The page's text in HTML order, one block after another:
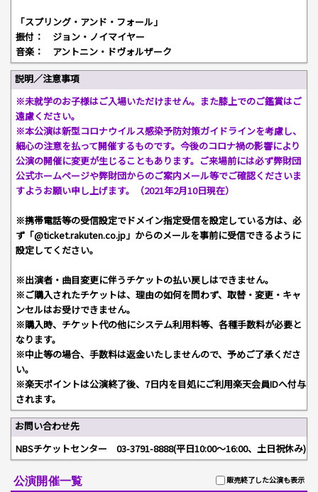
「スプリング・アンド・フォール」
振付： ジョン・ノイマイヤー
音楽： アントニン・ドヴォルザーク
説明／注意事項
※未就学のお子様はご入場いただけません。また膝上でのご鑑賞はご
遠慮ください。
※本公演は新型コロナウイルス感染予防対策ガイドラインを考慮し、
細心の注意を払って開催するものです。今後のコロナ禍の影響により
公演の開催に変更が生じることもあります。ご来場前には必ず弊財団
公式ホームページや弊財団からのご案内メール等でご確認くださいま
すようお願い申し上げます。（2021年2月10日現在）
※携帯電話等の受信設定でドメイン指定受信を設定している方は、必
ず「@ticket.rakuten.co.jp」からのメールを事前に受信できるように
設定してください。
※出演者・曲目変更に伴うチケットの払い戻しはできません。
※ご購入されたチケットは、理由の如何を問わず、取替・変更・キャ
ンセルはお受けできません。
※購入時、チケット代の他にシステム利用料等、各種手数料が必要と
なります。
※中止等の場合、手数料は返金いたしませんので、予めご了承くださ
い。
※楽天ポイントは公演終了後、7日内を目処にご利用楽天会員IDへ付与
されます。
お問い合わせ先
NBSチケットセンター 03-3791-8888(平日10:00～16:00、土日祝休み)
販売終了した公演も表示
公演開催一覧